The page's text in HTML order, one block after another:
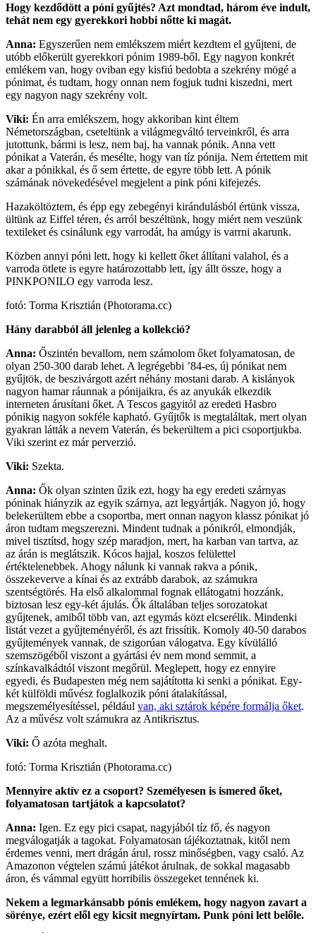
Hogy kezdődött a póni gyűjtés? Azt mondtad, három éve indult,
tehát nem egy gyerekkori hobbi nőtte ki magát.
Anna: Egyszerűen nem emlékszem miért kezdtem el gyűjteni, de
utóbb előkerült gyerekkori pónim 1989-ből. Egy nagyon konkrét
emlékem van, hogy oviban egy kisfiú bedobta a szekrény mögé a
pónimat, és tudtam, hogy onnan nem fogjuk tudni kiszedni, mert
egy nagyon nagy szekrény volt.
Viki: Én arra emlékszem, hogy akkoriban kint éltem
Németországban, cseteltünk a világmegváltó terveinkről, és arra
jutottunk, bármi is lesz, nem baj, ha vannak pónik. Anna vett
pónikat a Vaterán, és mesélte, hogy van tíz pónija. Nem értettem mit
akar a pónikkal, és ő sem értette, de egyre több lett. A pónik
számának növekedésével megjelent a pink póni kifejezés.
Hazaköltöztem, és épp egy zebegényi kirándulásból értünk vissza,
ültünk az Eiffel téren, és arról beszéltünk, hogy miért nem veszünk
textileket és csinálunk egy varrodát, ha amúgy is varrni akarunk.
Közben annyi póni lett, hogy ki kellett őket állítani valahol, és a
varroda ötlete is egyre határozottabb lett, így állt össze, hogy a
PINKPONILO egy varroda lesz.
fotó: Torma Krisztián (Photorama.cc)
Hány darabból áll jelenleg a kollekció?
Anna: Őszintén bevallom, nem számolom őket folyamatosan, de
olyan 250-300 darab lehet. A legrégebbi ’84-es, új pónikat nem
gyűjtök, de beszivárgott azért néhány mostani darab. A kislányok
nagyon hamar ráunnak a pónijaikra, és az anyukák elkezdik
interneten árusítani őket. A Tescos gagyitól az eredeti Hasbro
pónikig nagyon sokféle kapható. Gyűjtők is megtaláltak, mert olyan
gyakran látták a nevem Vaterán, és bekerültem a pici csoportjukba.
Viki szerint ez már perverzió.
Viki: Szekta.
Anna: Ők olyan szinten űzik ezt, hogy ha egy eredeti szárnyas
póninak hiányzik az egyik szárnya, azt legyártják. Nagyon jó, hogy
belekerültem ebbe a csoportba, mert onnan nagyon klassz pónikat jó
áron tudtam megszerezni. Mindent tudnak a pónikról, elmondják,
mivel tisztítsd, hogy szép maradjon, mert, ha karban van tartva, az
az árán is meglátszik. Kócos hajjal, koszos felülettel
értéktelenebbek. Ahogy nálunk ki vannak rakva a pónik,
összekeverve a kínai és az extrább darabok, az számukra
szentségtörés. Ha első alkalommal fognak ellátogatni hozzánk,
biztosan lesz egy-két ájulás. Ők általában teljes sorozatokat
gyűjtenek, amiből több van, azt egymás közt elcserélik. Mindenki
listát vezet a gyűjteményéről, és azt frissítik. Komoly 40-50 darabos
gyűjtemények vannak, de szigorúan válogatva. Egy kívülálló
szemszögéből viszont a gyártási év nem mond semmit, a
színkavalkádtól viszont megőrül. Meglepett, hogy ez ennyire
egyedi, és Budapesten még nem sajátította ki senki a pónikat. Egy-
két külföldi művész foglalkozik póni átalakítással,
megszemélyesítéssel, például van, aki sztárok képére formálja őket.
Az a művész volt számukra az Antikrisztus.
Viki: Ő azóta meghalt.
fotó: Torma Krisztián (Photorama.cc)
Mennyire aktív ez a csoport? Személyesen is ismered őket,
folyamatosan tartjátok a kapcsolatot?
Anna: Igen. Ez egy pici csapat, nagyjából tíz fő, és nagyon
megválogatják a tagokat. Folyamatosan tájékoztatnak, kitől nem
érdemes venni, mert drágán árul, rossz minőségben, vagy csaló. Az
Amazonon végtelen számú játékot árulnak, de sokkal magasabb
áron, és vámmal együtt horribilis összegeket tennének ki.
Nekem a legmarkánsabb pónis emlékem, hogy nagyon zavart a
sörénye, ezért elől egy kicsit megnyírtam. Punk póni lett belőle.